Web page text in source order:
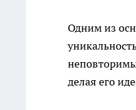
Одним из
делая его